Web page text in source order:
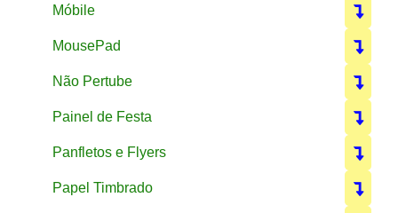
Móbile
MousePad
Não Pertube
Painel de Festa
Panfletos e Flyers
Papel Timbrado